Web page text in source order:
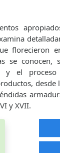
florecieron
se conocen,
y el
desde
y XVII.